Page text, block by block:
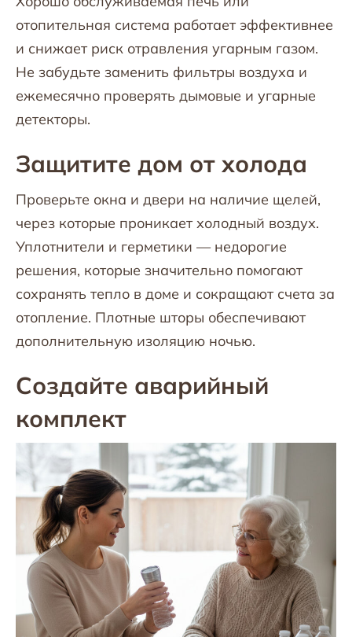
отопительная система работает эффективнее
и снижает риск отравления угарным газом.
Не забудьте заменить фильтры воздуха и
ежемесячно проверять дымовые и угарные
детекторы.
Защитите дом от холода
Проверьте окна и двери на наличие щелей,
через которые проникает холодный воздух.
Уплотнители и герметики — недорогие
решения, которые значительно помогают
сохранять тепло в доме и сокращают счета за
отопление. Плотные шторы обеспечивают
дополнительную изоляцию ночью.
Создайте аварийный
комплект